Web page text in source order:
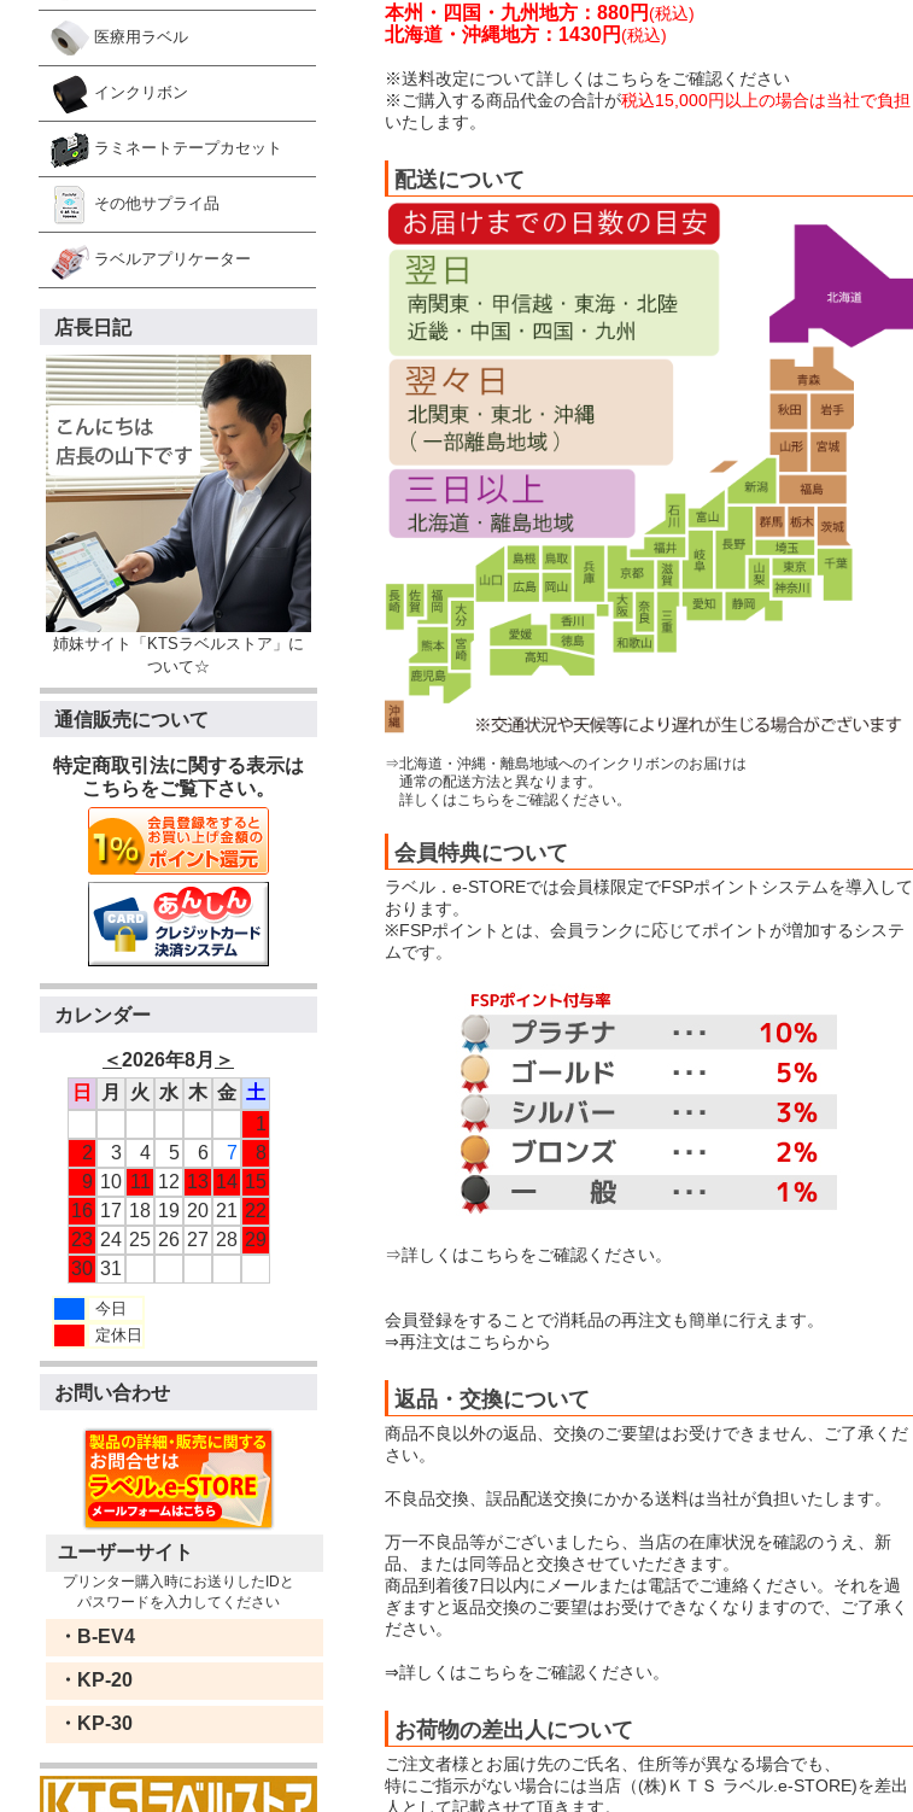
医療用ラベル
インクリボン
ラミネートテープカセット
その他サプライ品
ラベルアプリケーター
店長日記
姉妹サイト「KTSラベルストア」に
ついて☆
通信販売について
特定商取引法に関する表示は
こちらをご覧下さい。
カレンダー
＜2026年8月 ＞
日
月 火 水 木 金 土
1
2
3 4 5 6 7
8
9 10 11 12 13 14 15
16 17 18 19 20 21 22
23 24 25 26 27 28 29
30 31
今日
定休日
お問い合わせ
ユーザーサイト
プリンター購入時にお送りしたIDと
パスワードを入力してください
・B-EV4
・KP-20
・KP-30
本州・四国・九州地方：880円(税込)
北海道・沖縄地方：1430円(税込)
※送料改定について詳しくはこちらをご確認ください
※ご購入する商品代金の合計が税込15,000円以上の場合は当社で負担
いたします。
配送について
⇒北海道・沖縄・離島地域へのインクリボンのお届けは
通常の配送方法と異なります。
詳しくはこちらをご確認ください。
会員特典について
ラベル．e-STOREでは会員様限定でFSPポイントシステムを導入して
おります。
※FSPポイントとは、会員ランクに応じてポイントが増加するシステ
ムです。
⇒詳しくはこちらをご確認ください。
会員登録をすることで消耗品の再注文も簡単に行えます。
⇒再注文はこちらから
返品・交換について
商品不良以外の返品、交換のご要望はお受けできません、ご了承くだ
さい。
不良品交換、誤品配送交換にかかる送料は当社が負担いたします。
万一不良品等がございましたら、当店の在庫状況を確認のうえ、新
品、または同等品と交換させていただきます。
商品到着後7日以内にメールまたは電話でご連絡ください。それを過
ぎますと返品交換のご要望はお受けできなくなりますので、ご了承く
ださい。
⇒詳しくはこちらをご確認ください。
お荷物の差出人について
ご注文者様とお届け先のご氏名、住所等が異なる場合でも、
特にご指示がない場合には当店（(株)ＫＴＳ ラベル.e-STORE)を差出
人として記載させて頂きます。